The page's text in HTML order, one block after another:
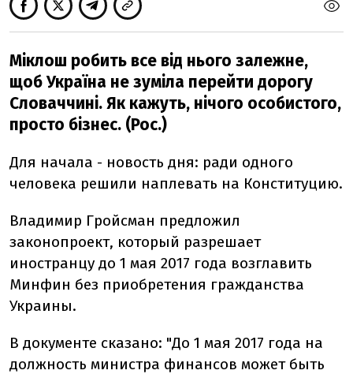
Міклош робить все від нього залежне,
щоб Україна не зуміла перейти дорогу
Словаччині. Як кажуть, нічого особистого,
просто бізнес. (Рос.)
Для начала - новость дня: ради одного
человека решили наплевать на Конституцию.
Владимир Гройсман предложил
законопроект, который разрешает
иностранцу до 1 мая 2017 года возглавить
Минфин без приобретения гражданства
Украины.
В документе сказано: "До 1 мая 2017 года на
должность министра финансов может быть